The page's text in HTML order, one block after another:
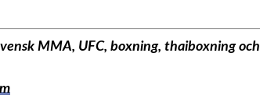
MMA, UFC, boxning, thaiboxning och